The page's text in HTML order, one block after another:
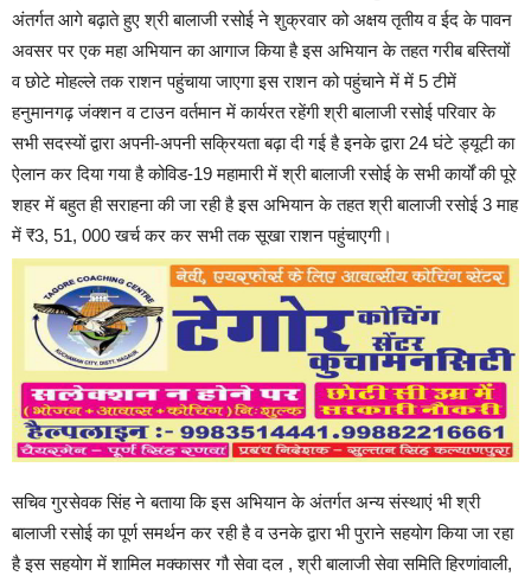
अंतर्गत आगे बढ़ाते हुए श्री बालाजी रसोई ने शुक्रवार को अक्षय तृतीय व ईद के पावन
अवसर पर एक महा अभियान का आगाज किया है इस अभियान के तहत गरीब बस्तियों
व छोटे मोहल्ले तक राशन पहुंचाया जाएगा इस राशन को पहुंचाने में में 5 टीमें
हनुमानगढ़ जंक्शन व टाउन वर्तमान में कार्यरत रहेंगी श्री बालाजी रसोई परिवार के
सभी सदस्यों द्वारा अपनी-अपनी सक्रियता बढ़ा दी गई है इनके द्वारा 24 घंटे ड्यूटी का
ऐलान कर दिया गया है कोविड-19 महामारी में श्री बालाजी रसोई के सभी कार्यों की पूरे
शहर में बहुत ही सराहना की जा रही है इस अभियान के तहत श्री बालाजी रसोई 3 माह
में ₹3, 51, 000 खर्च कर कर सभी तक सूखा राशन पहुंचाएगी।
सचिव गुरसेवक सिंह ने बताया कि इस अभियान के अंतर्गत अन्य संस्थाएं भी श्री
बालाजी रसोई का पूर्ण समर्थन कर रही है व उनके द्वारा भी पुराने सहयोग किया जा रहा
है इस सहयोग में शामिल मक्कासर गौ सेवा दल , श्री बालाजी सेवा समिति हिरणांवाली,